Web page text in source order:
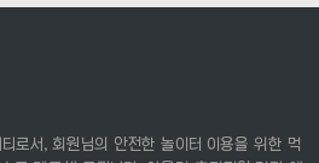
로서, 회원님의 안전한 놀이터 이용을 위한 먹